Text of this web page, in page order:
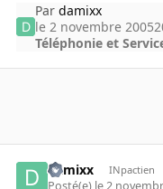
Pardamixx
le 2 novembre 2005
Téléphonie et
damixx INpactien
Posté(e) le 2